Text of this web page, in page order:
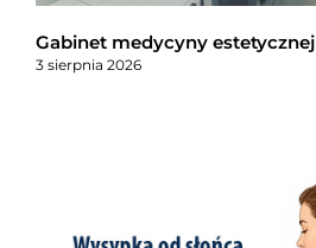
Gabinet medycyny estetycznej
3 sierpnia 2026